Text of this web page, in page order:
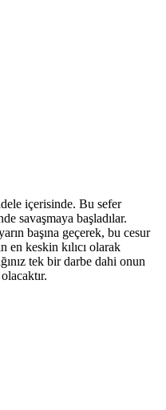
içerisinde. Bu sefer
savaşmaya başladılar.
başına geçerek, bu cesur
en keskin kılıcı olarak
tek bir darbe dahi onun